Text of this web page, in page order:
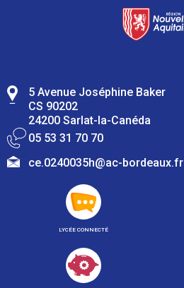
5 Avenue Joséphine Baker
CS 90202
24200 Sarlat-la-Canéda
05 53 31 70 70
ce.0240035h@ac-bordeaux.fr
LYCÉE CONNECTÉ